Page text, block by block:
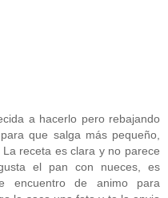
a hacerlo pero rebajando
que salga más pequeño,
receta es clara y no parece
el pan con nueces, es
encuentro de animo para